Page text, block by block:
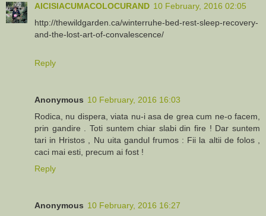
AICISIACUMACOLOCURAND 10 February, 2016 02:05
http://thewildgarden.ca/winterruhe-bed-rest-sleep-recovery-
and-the-lost-art-of-convalescence/
Reply
Anonymous 10 February, 2016 16:03
Rodica, nu dispera, viata nu-i asa de grea cum ne-o facem,
prin gandire . Toti suntem chiar slabi din fire ! Dar suntem
tari in Hristos , Nu uita gandul frumos : Fii la altii de folos ,
caci mai esti, precum ai fost !
Reply
Anonymous 10 February, 2016 16:27